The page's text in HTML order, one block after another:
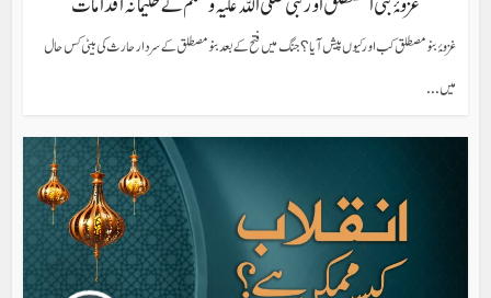
غزوۂ بنو مصطلق کب اور کیوں پیش آیا؟ جنگ میں فتح کے بعد بنو مصطلق کے سردار حارث کی بیٹی کس حال
میں...